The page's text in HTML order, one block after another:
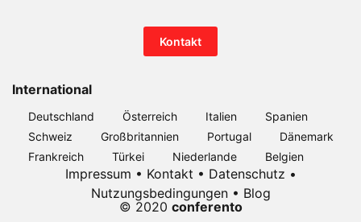
Kontakt
International
Deutschland Österreich Italien
Spanien
Schweiz
Großbritannien Portugal
Dänemark
Frankreich
Türkei Niederlande Belgien
Impressum • Kontakt • Datenschutz •
Nutzungsbedingungen• Blog
© 2020 conferento